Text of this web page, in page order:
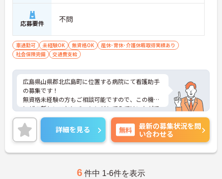
応募要件 不問
車通勤可 未経験OK 無資格OK
産休･育休･介護休暇取得実績あり
社会保険完備
交通費支給
広島県山県郡北広島町に位置する病院にて看護助手
の募集です！
無資格未経験の方もご相談可能ですので、この機会
にぜひ新しいことにチャレンジしてみてはいかがで
しょうか？
ご興味ある方には、面接対策ポイントなど、さらに
詳細をお話しいたしますのでお気軽にご相談くださ
い！
詳細を見る 無料
最新の募集状況を問
い合わせる
6 件中 1-6件を表示